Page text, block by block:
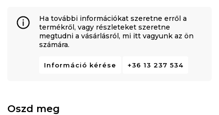
Ha további információkat szeretne erről a
termékről, vagy részleteket szeretne
megtudni a vásárlásról, mi itt vagyunk az ön
számára.
Információ kérése +36 13 237 534
Oszd meg